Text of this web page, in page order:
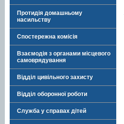
Протидія домашньому
насильству
Спостережна комісія
Взаємодія з органами місцевого
самоврядування
Відділ цивільного захисту
Відділ оборонної роботи
Служба у справах дітей